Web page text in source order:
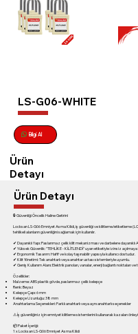
LS-G06-WHITE
Bilgi Al
Ürün
Detayı
🔒 Güvenliği Öncelik Haline Getirin!
Locksan LS-G06 Emniyet Asma Kilidi, iş güvenliği ve kilitleme/etiketleme
tehlikeli alanların güvenliğini sağlamak için kullanılır.
✔ Dayanıklı Yapı: Paslanmaz çelik kilit mekanizması ve darbelere dayanıklı
✔ Yüksek Güvenlik: "TEHLİKE - KİLİTLENDİ" uyarı etiketiyle izinsiz açılmaya
✔ Ergonomik Tasarım: Hafif ve kolay taşınabilir yapısıyla kullanıcı dostudur.
✔ Kilit Yönetimi: Tek anahtarlı veya anahtar ustası sistemleriyle uyumlu.
✔ Geniş Kullanım Alanı: Elektrik panoları, vanalar, enerji bağlantı noktaları
Özellikler:
Malzeme: ABS plastik gövde, paslanmaz çelik kelepçe
Renk: Beyaz
Kelepçe Çapı: 6 mm
Kelepçe Uzunluğu: 38 mm
Anahtarlama Seçenekleri: Farklı anahtarlı veya aynı anahtarlı seçenekler
⚠ İş güvenliğiniz için emniyet kilitleme sistemlerini kullanarak kazaları
📦 Paket İçeriği:
1 x Locksan LS-G06 Emniyet Asma Kilidi
Ürün Detayı